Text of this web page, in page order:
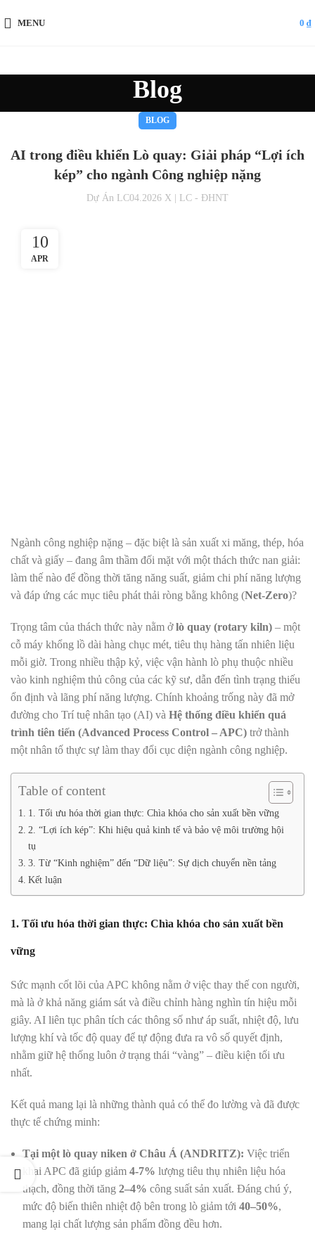
MENU 0 ₫
Blog
BLOG
AI trong điều khiển Lò quay: Giải pháp “Lợi ích
kép” cho ngành Công nghiệp nặng
Dự Án LC04.2026 X | LC - ĐHNT
10
APR
Ngành công nghiệp nặng – đặc biệt là sản xuất xi măng, thép, hóa
chất và giấy – đang âm thầm đối mặt với một thách thức nan giải:
làm thế nào để đồng thời tăng năng suất, giảm chi phí năng lượng
và đáp ứng các mục tiêu phát thải ròng bằng không (Net-Zero)?
Trọng tâm của thách thức này nằm ởlò quay (rotary kiln) – một
cỗ máy khổng lồ dài hàng chục mét, tiêu thụ hàng tấn nhiên liệu
mỗi giờ. Trong nhiều thập kỷ, việc vận hành lò phụ thuộc nhiều
vào kinh nghiệm thủ công của các kỹ sư, dẫn đến tình trạng thiếu
ổn định và lãng phí năng lượng. Chính khoảng trống này đã mở
đường cho Trí tuệ nhân tạo (AI) và Hệ thống điều khiển quá
trình tiên tiến (Advanced Process Control – APC) trở thành
một nhân tố thực sự làm thay đổi cục diện ngành công nghiệp.
Table of content
1. Tối ưu hóa thời gian thực: Chìa khóa cho sản xuất bền vững
2. “Lợi ích kép”: Khi hiệu quả kinh tế và bảo vệ môi trường hội
tụ
3. Từ “Kinh nghiệm” đến “Dữ liệu”: Sự dịch chuyển nền tảng
Kết luận
1. Tối ưu hóa thời gian thực: Chìa khóa cho sản xuất bền
vững
Sức mạnh cốt lõi của APC không nằm ở việc thay thế con người,
mà là ở khả năng giám sát và điều chỉnh hàng nghìn tín hiệu mỗi
giây. AI liên tục phân tích các thông số như áp suất, nhiệt độ, lưu
lượng khí và tốc độ quay để tự động đưa ra vô số quyết định,
nhằm giữ hệ thống luôn ở trạng thái “vàng” – điều kiện tối ưu
nhất.
Kết quả mang lại là những thành quả có thể đo lường và đã được
thực tế chứng minh:
Tại một lò quay niken ở Châu Á (ANDRITZ): Việc triển
khai APC đã giúp giảm 4-7% lượng tiêu thụ nhiên liệu hóa
thạch, đồng thời tăng 2–4% công suất sản xuất. Đáng chú ý,
mức độ biến thiên nhiệt độ bên trong lò giảm tới 40–50%,
mang lại chất lượng sản phẩm đồng đều hơn.